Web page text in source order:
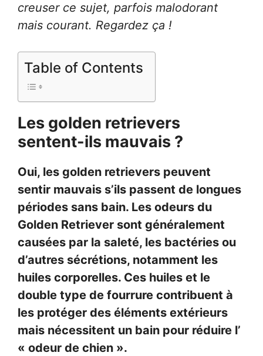
creuser ce sujet, parfois malodorant
mais courant. Regardez ça !
Table of Contents
Les golden retrievers
sentent-ils mauvais ?
Oui, les golden retrievers peuvent
sentir mauvais s’ils passent de longues
périodes sans bain. Les odeurs du
Golden Retriever sont généralement
causées par la saleté, les bactéries ou
d’autres sécrétions, notamment les
huiles corporelles. Ces huiles et le
double type de fourrure contribuent à
les protéger des éléments extérieurs
mais nécessitent un bain pour réduire l’
« odeur de chien ».